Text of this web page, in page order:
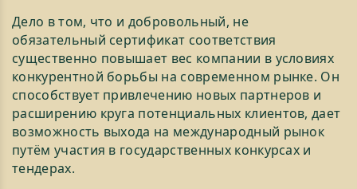
Дело в том, что и добровольный, не
обязательный сертификат соответствия
существенно повышает вес компании в условиях
конкурентной борьбы на современном рынке. Он
способствует привлечению новых партнеров и
расширению круга потенциальных клиентов, дает
возможность выхода на международный рынок
путём участия в государственных конкурсах и
тендерах.